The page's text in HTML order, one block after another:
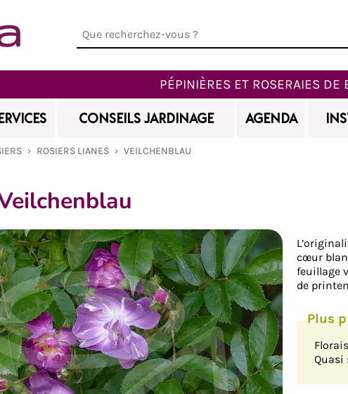
PÉPINIÈRES ET ROSERAIES DE
CONSEILS JARDINAGE AGENDA
› ROSIERS LIANES › VEILCHENBLAU
cœur
feuillage
de
Quasi